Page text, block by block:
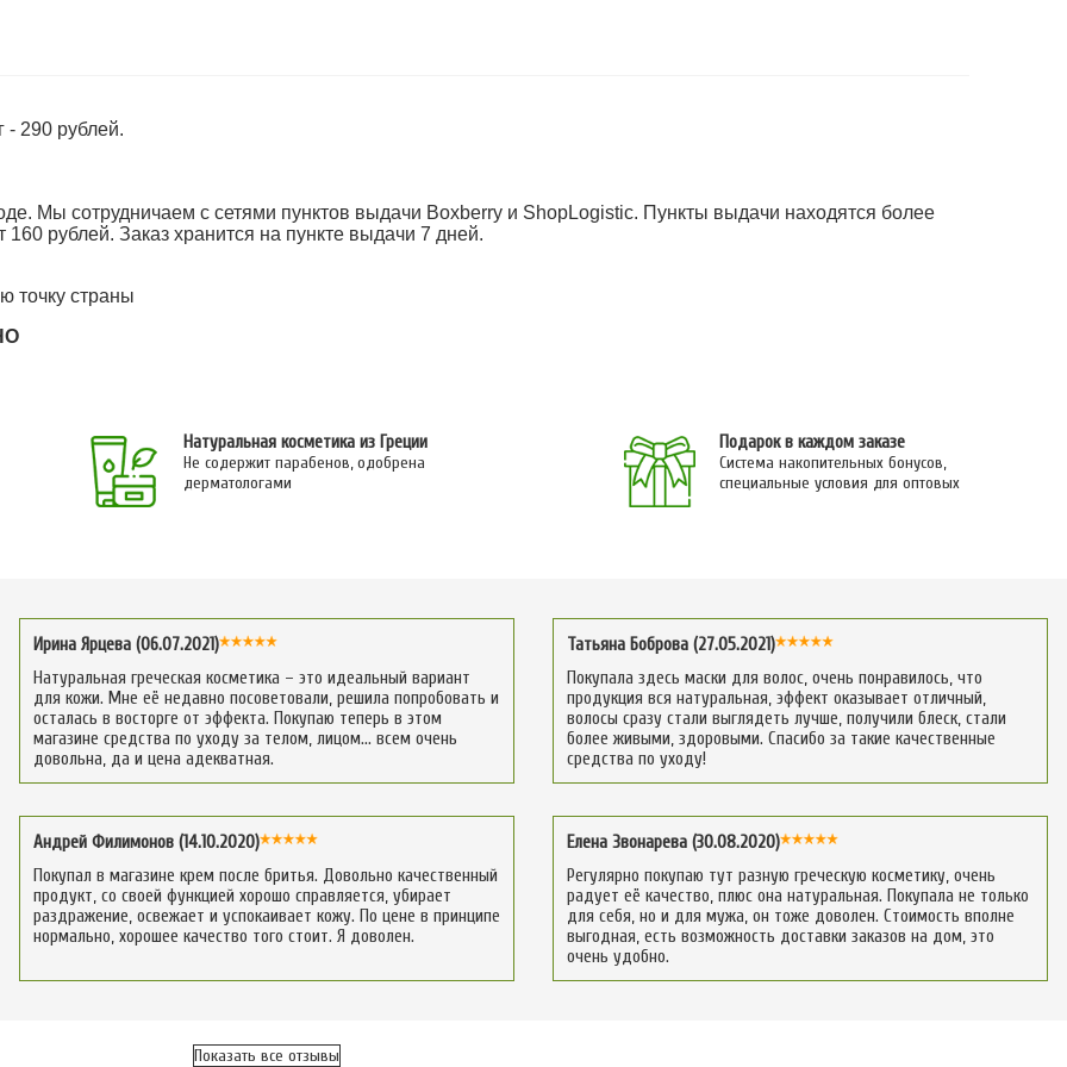
- 290 рублей.
Мы сотрудничаем с сетями пунктов выдачи Boxberry и ShopLogistic. Пункты выдачи находятся более
рублей. Заказ хранится на пункте выдачи 7 дней.
точку страны
Натуральная косметика из Греции
Не содержит парабенов, одобрена
дерматологами
Подарок в каждом заказе
Система накопительных бонусов,
специальные условия для оптовых
Ирина Ярцева (06.07.2021)
Натуральная греческая косметика – это идеальный вариант
для кожи. Мне её недавно посоветовали, решила попробовать и
осталась в восторге от эффекта. Покупаю теперь в этом
магазине средства по уходу за телом, лицом… всем очень
довольна, да и цена адекватная.
Татьяна Боброва (27.05.2021)
Покупала здесь маски для волос, очень понравилось, что
продукция вся натуральная, эффект оказывает отличный,
волосы сразу стали выглядеть лучше, получили блеск, стали
более живыми, здоровыми. Спасибо за такие качественные
средства по уходу!
Андрей Филимонов (14.10.2020)
Покупал в магазине крем после бритья. Довольно качественный
продукт, со своей функцией хорошо справляется, убирает
раздражение, освежает и успокаивает кожу. По цене в принципе
нормально, хорошее качество того стоит. Я доволен.
Елена Звонарева (30.08.2020)
Регулярно покупаю тут разную греческую косметику, очень
радует её качество, плюс она натуральная. Покупала не только
для себя, но и для мужа, он тоже доволен. Стоимость вполне
выгодная, есть возможность доставки заказов на дом, это
очень удобно.
Показать все отзывы